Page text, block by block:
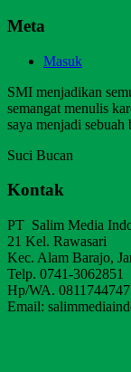
Meta
Masuk
SMI menjadikan
semangat menulis
saya menjadi sebuah
Suci Bucan
Kontak
PT Salim Media
21 Kel. Rawasari
Kec. Alam Barajo,
Telp. 0741-3062851
Hp/WA.
Email: